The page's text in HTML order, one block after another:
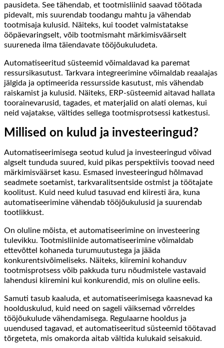
pausideta. See tähendab, et tootmisliinid saavad töötada
pidevalt, mis suurendab toodangu mahtu ja vähendab
tootmisaja kulusid. Näiteks, kui toodet valmistatakse
ööpäevaringselt, võib tootmismaht märkimisväärselt
suureneda ilma täiendavate tööjõukuludeta.
Automatiseeritud süsteemid võimaldavad ka paremat
ressursikasutust. Tarkvara integreerimine võimaldab reaalajas
jälgida ja optimeerida ressursside kasutust, mis vähendab
raiskamist ja kulusid. Näiteks, ERP-süsteemid aitavad hallata
toorainevarusid, tagades, et materjalid on alati olemas, kui
neid vajatakse, vältides sellega tootmisprotsessi katkestusi.
Millised on kulud ja investeeringud?
Automatiseerimisega seotud kulud ja investeeringud võivad
algselt tunduda suured, kuid pikas perspektiivis toovad need
märkimisväärset kasu. Esmased investeeringud hõlmavad
seadmete soetamist, tarkvaralitsentside ostmist ja töötajate
koolitust. Kuid need kulud tasuvad end kiiresti ära, kuna
automatiseerimine vähendab tööjõukulusid ja suurendab
tootlikkust.
On oluline mõista, et automatiseerimine on investeering
tulevikku. Tootmisliinide automatiseerimine võimaldab
ettevõttel kohaneda turumuutustega ja jääda
konkurentsivõimeliseks. Näiteks, kiiremini kohanduv
tootmisprotsess võib pakkuda turu nõudmistele vastavaid
lahendusi kiiremini kui konkurendid, mis on oluline eelis.
Samuti tasub kaaluda, et automatiseerimisega kaasnevad ka
hoolduskulud, kuid need on sageli väiksemad võrreldes
tööjõukulude vähendamisega. Regulaarne hooldus ja
uuendused tagavad, et automatiseeritud süsteemid töötavad
tõrgeteta, mis omakorda aitab vältida kulukaid seisakuid.